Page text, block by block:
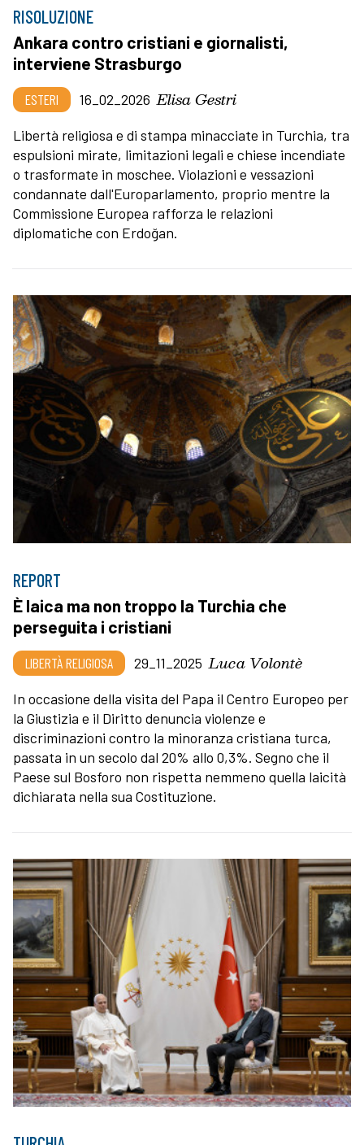
RISOLUZIONE
Ankara contro cristiani e giornalisti,
interviene Strasburgo
ESTERI 16_02_2026 Elisa Gestri
Libertà religiosa e di stampa minacciate in Turchia, tra
espulsioni mirate, limitazioni legali e chiese incendiate
o trasformate in moschee. Violazioni e vessazioni
condannate dall'Europarlamento, proprio mentre la
Commissione Europea rafforza le relazioni
diplomatiche con Erdoğan.
REPORT
È laica ma non troppo la Turchia che
perseguita i cristiani
LIBERTÀ RELIGIOSA 29_11_2025 Luca Volontè
In occasione della visita del Papa il Centro Europeo per
la Giustizia e il Diritto denuncia violenze e
discriminazioni contro la minoranza cristiana turca,
passata in un secolo dal 20% allo 0,3%. Segno che il
Paese sul Bosforo non rispetta nemmeno quella laicità
dichiarata nella sua Costituzione.